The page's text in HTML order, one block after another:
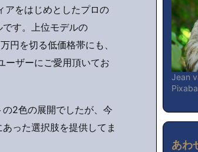
をはじめとしたプロの
す。上位モデルの
円を切る低価格帯にも、
ーザーにご愛用頂いてお
2色の展開でしたが、今
った選択肢を提供してま
Jean
あわ